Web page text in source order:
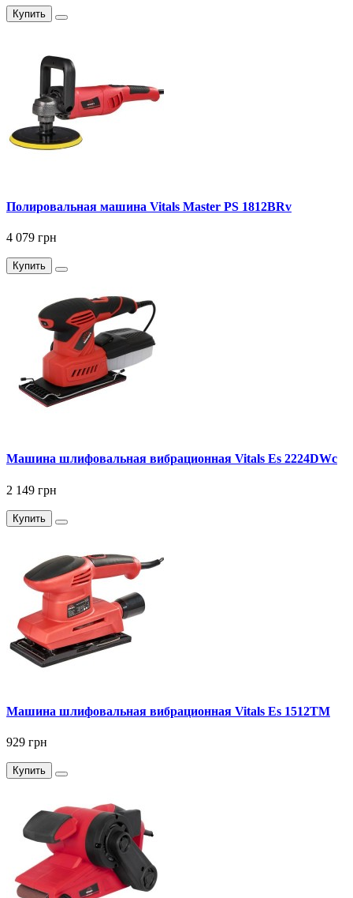
Купить
Полировальная машина Vitals Master PS 1812BRv
4 079 грн
Купить
Машина шлифовальная вибрационная Vitals Es 2224DWc
2 149 грн
Купить
Машина шлифовальная вибрационная Vitals Es 1512TM
929 грн
Купить